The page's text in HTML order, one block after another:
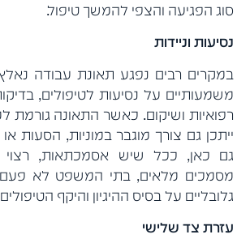
סוג הפגיעה והצפי להמשך טיפול.
נסיעות וניידות
במקרים רבים נפגע תאונת עבודה
משמעותיים על נסיעות לטיפולים,
רפואיות ושיקום. כאשר התאונה גורמת
ייתכן גם צורך מוגבר במוניות, הסעות
גם כאן, ככל שיש אסמכתאות, רצוי
מסמכים מלאים, בתי המשפט לא פעם
גלובליים על בסיס ההיגיון והיקף
עזרת צד שלישי